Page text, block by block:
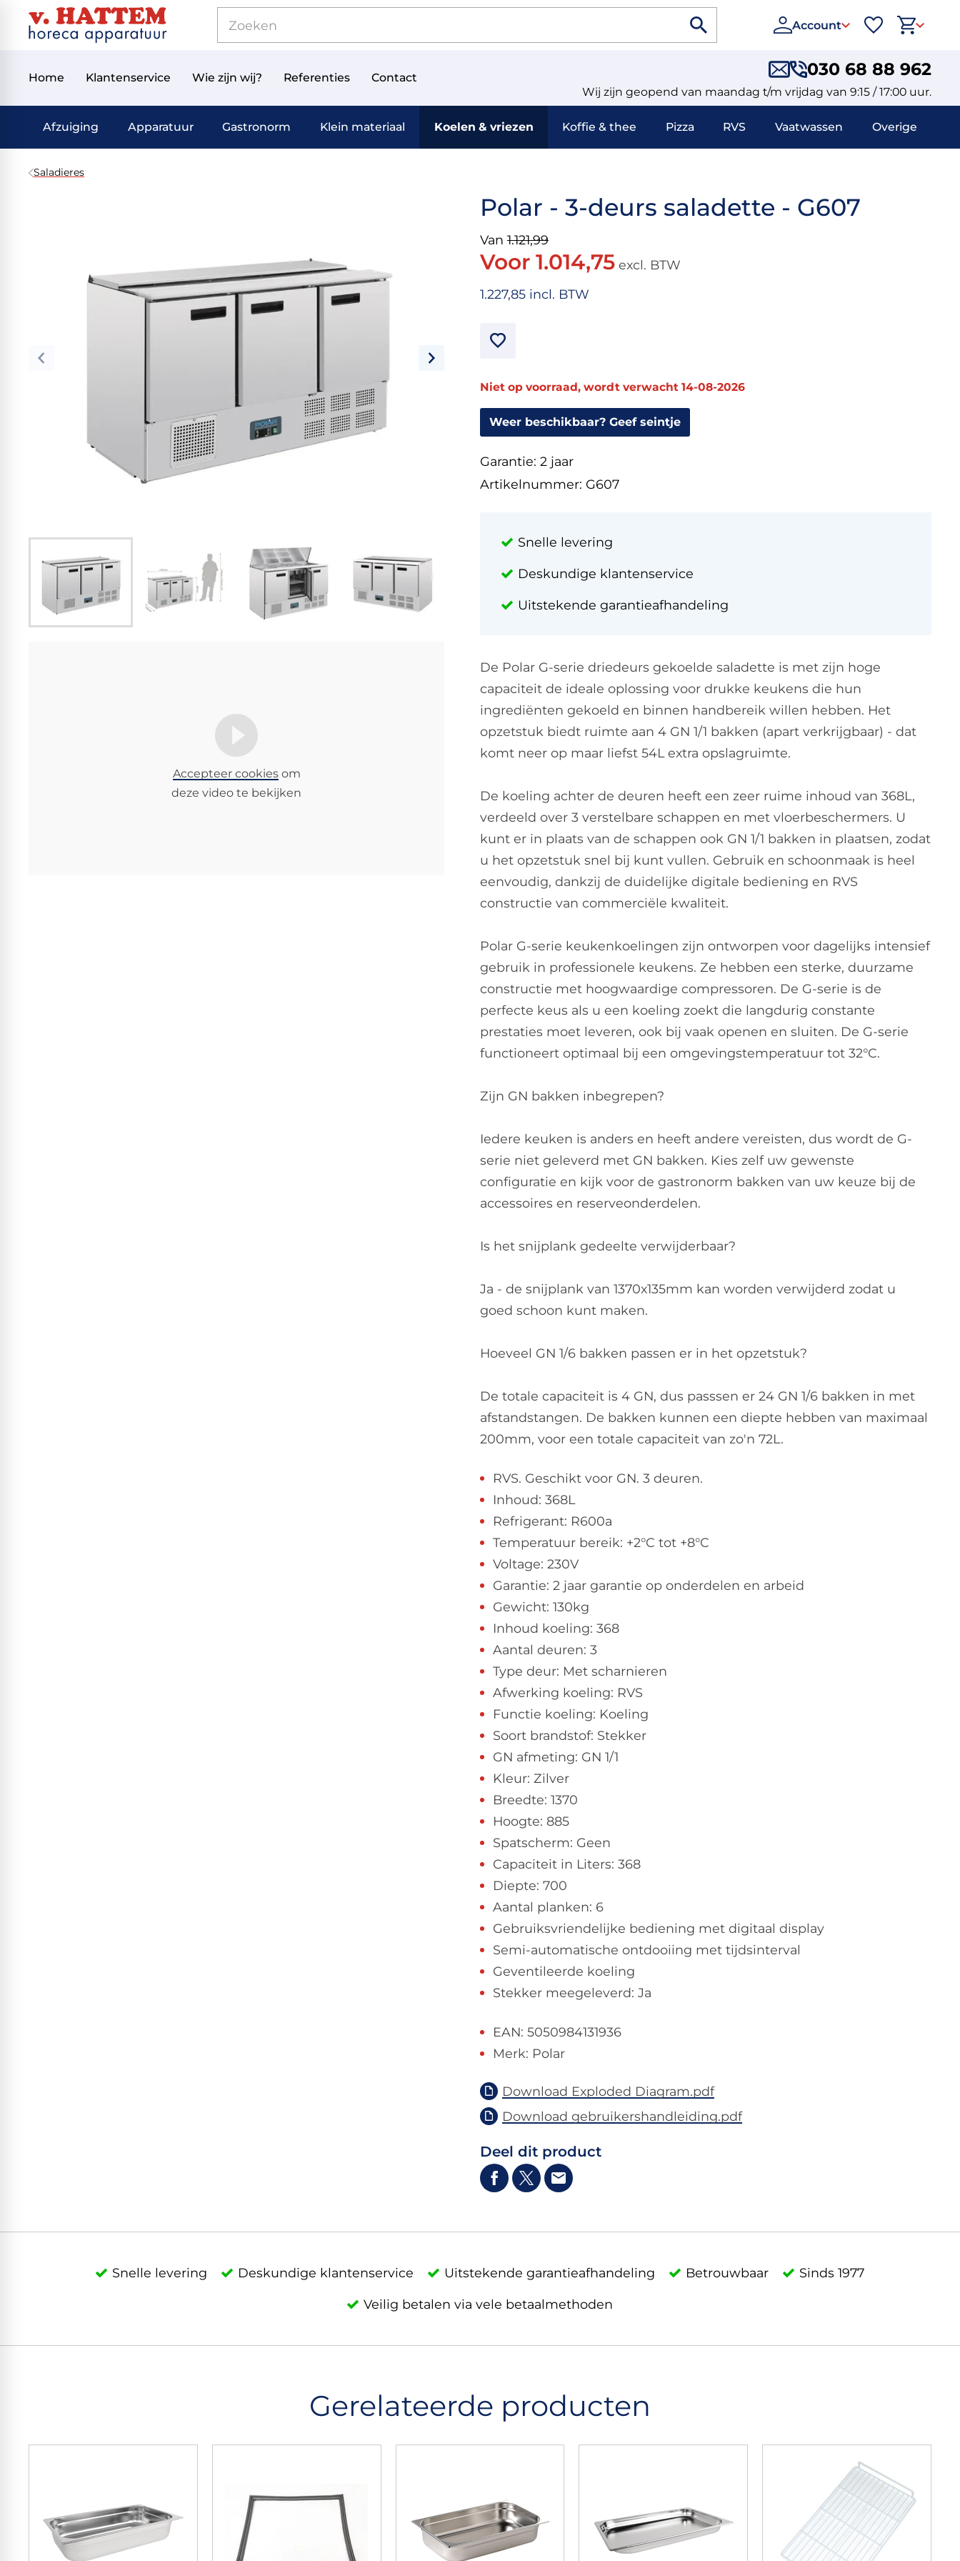
Account
Home Klantenservice Wie zijn wij? Referenties Contact 030 68 88 962
Wij zijn geopend van maandag t/m vrijdag van 9:15 / 17:00 uur.
Afzuiging Apparatuur Gastronorm Klein materiaal Koelen & vriezen Koffie & thee Pizza RVS Vaatwassen Overige
Saladieres
Accepteer cookiesom
deze video te bekijken
Polar - 3-deurs saladette - G607
Van 1.121,99
Voor 1.014,75 excl. BTW
1.227,85 incl. BTW
Niet op voorraad, wordt verwacht 14-08-2026
Weer beschikbaar? Geef seintje
Garantie: 2 jaar
Artikelnummer: G607
Snelle levering
Deskundige klantenservice
Uitstekende garantieafhandeling
De Polar G-serie driedeurs gekoelde saladette is met zijn hoge
capaciteit de ideale oplossing voor drukke keukens die hun
ingrediënten gekoeld en binnen handbereik willen hebben. Het
opzetstuk biedt ruimte aan 4 GN 1/1 bakken (apart verkrijgbaar) - dat
komt neer op maar liefst 54L extra opslagruimte.
De koeling achter de deuren heeft een zeer ruime inhoud van 368L,
verdeeld over 3 verstelbare schappen en met vloerbeschermers. U
kunt er in plaats van de schappen ook GN 1/1 bakken in plaatsen, zodat
u het opzetstuk snel bij kunt vullen. Gebruik en schoonmaak is heel
eenvoudig, dankzij de duidelijke digitale bediening en RVS
constructie van commerciële kwaliteit.
Polar G-serie keukenkoelingen zijn ontworpen voor dagelijks intensief
gebruik in professionele keukens. Ze hebben een sterke, duurzame
constructie met hoogwaardige compressoren. De G-serie is de
perfecte keus als u een koeling zoekt die langdurig constante
prestaties moet leveren, ook bij vaak openen en sluiten. De G-serie
functioneert optimaal bij een omgevingstemperatuur tot 32°C.
Zijn GN bakken inbegrepen?
Iedere keuken is anders en heeft andere vereisten, dus wordt de G-
serie niet geleverd met GN bakken. Kies zelf uw gewenste
configuratie en kijk voor de gastronorm bakken van uw keuze bij de
accessoires en reserveonderdelen.
Is het snijplank gedeelte verwijderbaar?
Ja - de snijplank van 1370x135mm kan worden verwijderd zodat u
goed schoon kunt maken.
Hoeveel GN 1/6 bakken passen er in het opzetstuk?
De totale capaciteit is 4 GN, dus passsen er 24 GN 1/6 bakken in met
afstandstangen. De bakken kunnen een diepte hebben van maximaal
200mm, voor een totale capaciteit van zo'n 72L.
RVS. Geschikt voor GN. 3 deuren.
Inhoud: 368L
Refrigerant: R600a
Temperatuur bereik: +2°C tot +8°C
Voltage: 230V
Garantie: 2 jaar garantie op onderdelen en arbeid
Gewicht: 130kg
Inhoud koeling: 368
Aantal deuren: 3
Type deur: Met scharnieren
Afwerking koeling: RVS
Functie koeling: Koeling
Soort brandstof: Stekker
GN afmeting: GN 1/1
Kleur: Zilver
Breedte: 1370
Hoogte: 885
Spatscherm: Geen
Capaciteit in Liters: 368
Diepte: 700
Aantal planken: 6
Gebruiksvriendelijke bediening met digitaal display
Semi-automatische ontdooiing met tijdsinterval
Geventileerde koeling
Stekker meegeleverd: Ja
EAN: 5050984131936
Merk: Polar
Download Exploded Diagram.pdf
Download gebruikershandleiding.pdf
Deel dit product
Snelle levering Deskundige klantenservice Uitstekende garantieafhandeling Betrouwbaar Sinds 1977
Veilig betalen via vele betaalmethoden
Gerelateerde producten